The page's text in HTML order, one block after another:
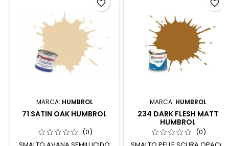
MARCA: HUMBROL
71 SATIN OAK HUMBROL
(0)
favorite_border
MARCA: HUMBROL
234 DARK FLESH MATT
HUMBROL
(0)
favorite_border